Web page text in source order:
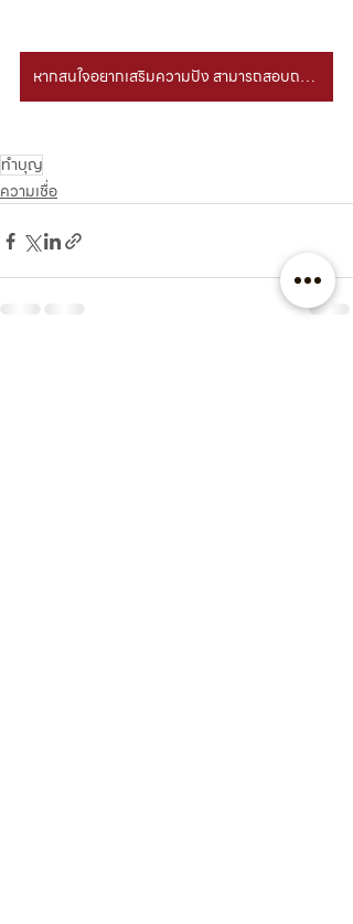
หากสนใจอยากเสริมความปัง สามารถสอบถามเพิ่มเติม และสั่งซื้อได้ที่
ทำบุญ
ความเชื่อ